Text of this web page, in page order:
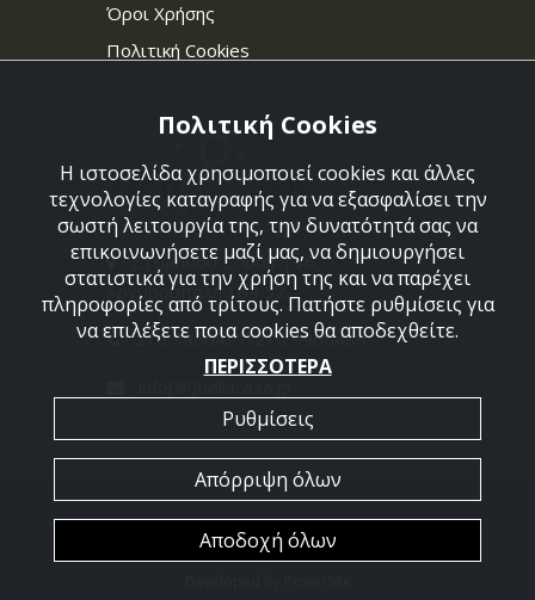
Όροι Χρήσης
Πολιτική Cookies
Στεφάνου Σαράφη 36,
Αργυρούπολη 164 52
210 9960427-210 9960489
2026 @ All Rights Reserved - Dellacasa
Πολιτική Cookies
Η ιστοσελίδα χρησιμοποιεί cookies και άλλες
τεχνολογίες καταγραφής για να εξασφαλίσει την
σωστή λειτουργία της, την δυνατότητά σας να
επικοινωνήσετε μαζί μας, να δημιουργήσει
στατιστικά για την χρήση της και να παρέχει
πληροφορίες από τρίτους. Πατήστε ρυθμίσεις για
να επιλέξετε ποια cookies θα αποδεχθείτε.
ΠΕΡΙΣΣΟΤΕΡΑ
Ρυθμίσεις
Απόρριψη όλων
Αποδοχή όλων